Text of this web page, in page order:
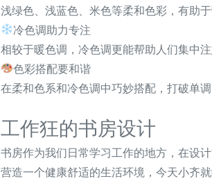
浅绿色、浅蓝色、米色等柔和色彩，有助
冷色调助力专注
相较于暖色调，冷色调更能帮助人们集中
色彩搭配要和谐
在柔和色系和冷色调中巧妙搭配，打破单
工作狂的书房设计
书房作为我们日常学习工作的地方，在设
营造一个健康舒适的生活环境，今天小齐